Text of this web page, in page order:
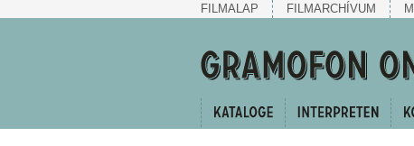
FILMALAP FILMARCHÍVUM